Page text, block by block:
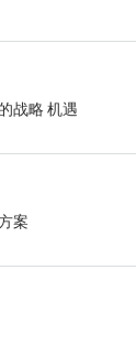
战略 机遇
案